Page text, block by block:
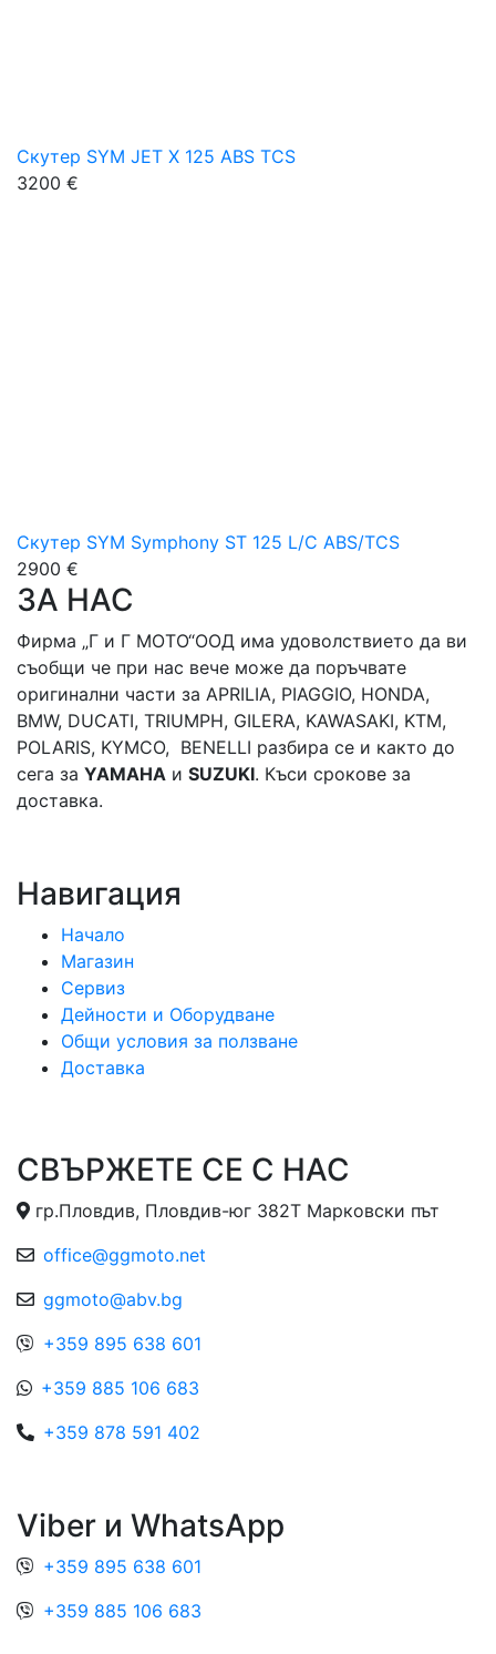
Скутер SYM JET X 125 ABS TCS
3200 €
Скутер SYM Symphony ST 125 L/C ABS/TCS
2900 €
ЗА НАС
Фирма „Г и Г МОТО“ООД има удоволствието да ви
съобщи че при нас вече може да поръчвате
оригинални части за APRILIA, PIAGGIO, HONDA,
BMW, DUCATI, TRIUMPH, GILERA, KAWASAKI, KTM,
POLARIS, KYMCO, BENELLI разбира се и както до
сега за YAMAHA и SUZUKI. Къси срокове за
доставка.
Навигация
Начало
Магазин
Сервиз
Дейности и Оборудване
Общи условия за ползване
Доставка
СВЪРЖЕТЕ СЕ С НАС
гр.Пловдив, Пловдив-юг 382Т Марковски път
office@ggmoto.net
ggmoto@abv.bg
+359 895 638 601
+359 885 106 683
+359 878 591 402
Viber и WhatsApp
+359 895 638 601
+359 885 106 683